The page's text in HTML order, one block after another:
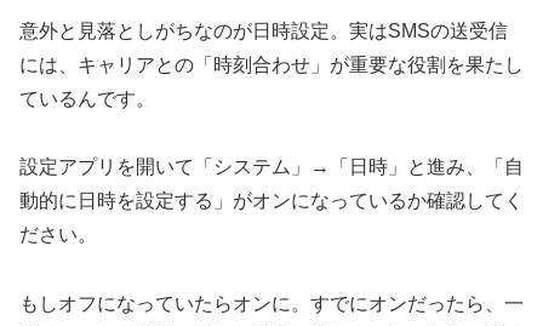
意外と見落としがちなのが日時設定。実はSMSの送受信
には、キャリアとの「時刻合わせ」が重要な役割を果たし
ているんです。
設定アプリを開いて「システム」→「日時」と進み、「自
動的に日時を設定する」がオンになっているか確認してく
ださい。
もしオフになっていたらオンに。すでにオンだったら、一